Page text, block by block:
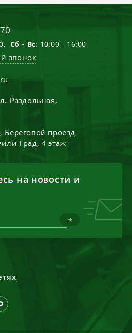
Сб - Вс: 10:00 - 16:00
звонок
Раздольная,
, Береговой проезд
Град, 4 этаж
на новости и